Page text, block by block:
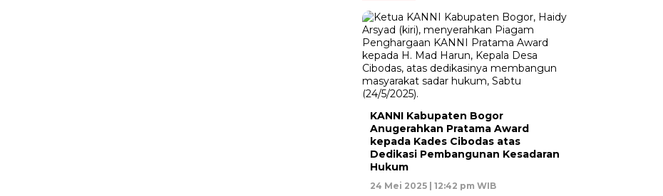
KANNI Kabupaten Bogor
Anugerahkan Pratama Award
kepada Kades Cibodas atas
Dedikasi Pembangunan Kesadaran
Hukum
24 Mei 2025 | 12:42 pm WIB